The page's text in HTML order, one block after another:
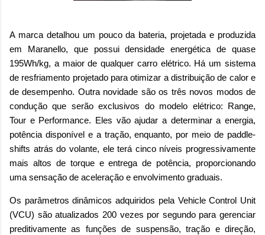
A marca detalhou um pouco da bateria, projetada e produzida
em Maranello, que possui densidade energética de quase
195Wh/kg, a maior de qualquer carro elétrico. Há um sistema
de resfriamento projetado para otimizar a distribuição de calor e
de desempenho. Outra novidade são os três novos modos de
condução que serão exclusivos do modelo elétrico: Range,
Tour e Performance. Eles vão ajudar a determinar a energia,
potência disponível e a tração, enquanto, por meio de paddle-
shifts atrás do volante, ele terá cinco níveis progressivamente
mais altos de torque e entrega de potência, proporcionando
uma sensação de aceleração e envolvimento graduais.
Os parâmetros dinâmicos adquiridos pela Vehicle Control Unit
(VCU) são atualizados 200 vezes por segundo para gerenciar
preditivamente as funções de suspensão, tração e direção,